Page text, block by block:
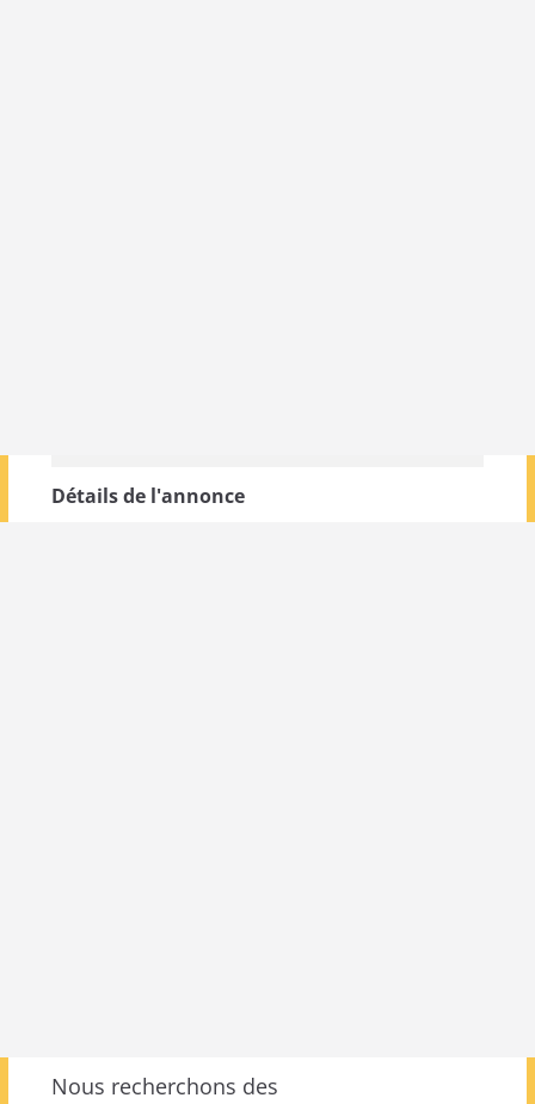
Détails de l'annonce
Nous recherchons des